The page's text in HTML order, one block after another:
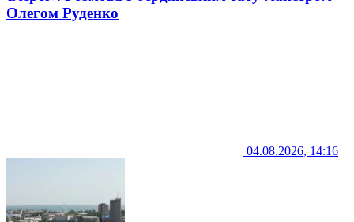
Олегом Руденко
04.08.2026, 14:16